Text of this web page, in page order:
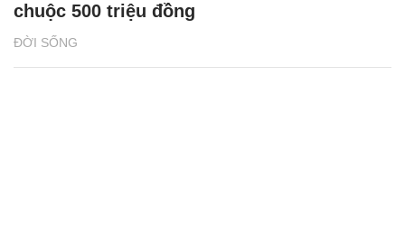
ĐỜI SỐNG
chuộc 500 triệu đồng